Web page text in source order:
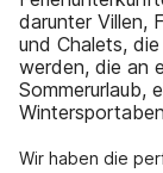
darunter Villen,
und Chalets,
werden, die an
Sommerurlaub,
Wir haben die